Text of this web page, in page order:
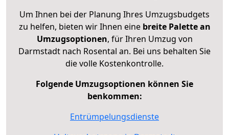
Um Ihnen bei der Planung Ihres Umzugsbudgets
zu helfen, bieten wir Ihnen eine breite Palette an
Umzugsoptionen, für Ihren Umzug von
Darmstadt nach Rosental an. Bei uns behalten Sie
die volle Kostenkontrolle.
Folgende Umzugsoptionen können Sie
benkommen:
Entrümpelungsdienste